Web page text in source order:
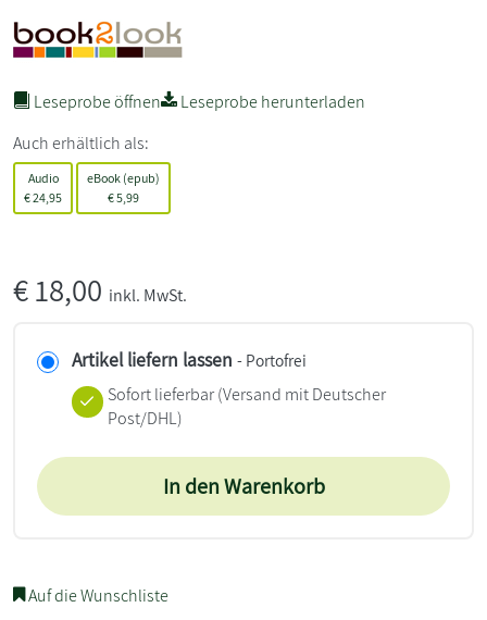
Leseprobe öffnen
Leseprobe herunterladen
Auch erhältlich als:
Audio
€24,95
eBook (epub)
€5,99
€18,00 inkl. MwSt.
Artikel liefern lassen - Portofrei
Sofort lieferbar(Versand mit Deutscher
Post/DHL)
In den Warenkorb
Auf die Wunschliste